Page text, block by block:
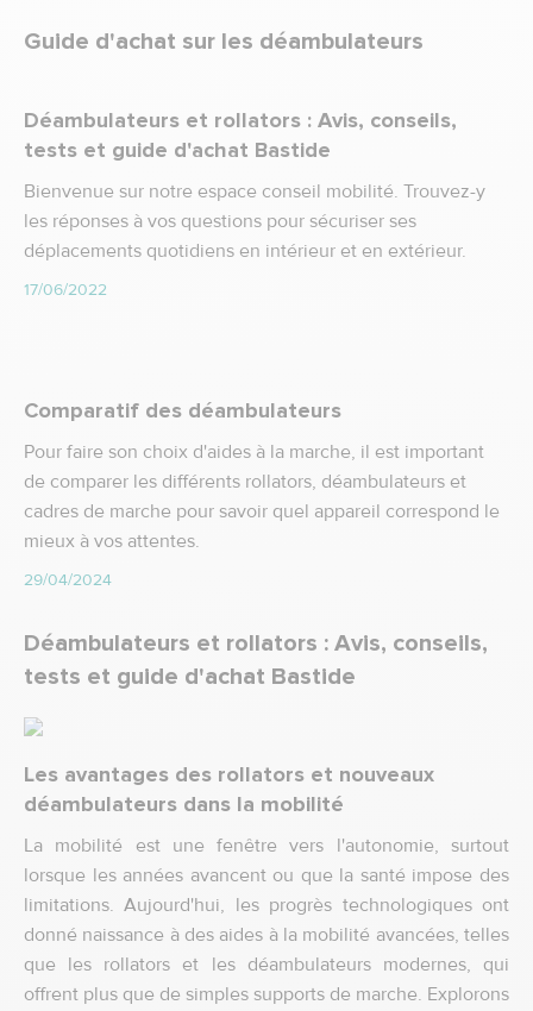
Guide d'achat sur les déambulateurs
Déambulateurs et rollators : Avis, conseils,
tests et guide d'achat Bastide
Bienvenue sur notre espace conseil mobilité. Trouvez-y
les réponses à vos questions pour sécuriser ses
déplacements quotidiens en intérieur et en extérieur.
17/06/2022
Comparatif des déambulateurs
Pour faire son choix d'aides à la marche, il est important
de comparer les différents rollators, déambulateurs et
cadres de marche pour savoir quel appareil correspond le
mieux à vos attentes.
29/04/2024
Déambulateurs et rollators : Avis, conseils,
tests et guide d'achat Bastide
Les avantages des rollators et nouveaux
déambulateurs dans la mobilité
La mobilité est une fenêtre vers l'autonomie, surtout
lorsque les années avancent ou que la santé impose des
limitations. Aujourd'hui, les progrès technologiques ont
donné naissance à des aides à la mobilité avancées, telles
que les rollators et les déambulateurs modernes, qui
offrent plus que de simples supports de marche. Explorons